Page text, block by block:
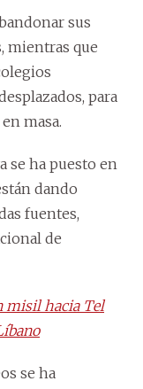
sus
mientras que
para
masa.
se ha puesto en
dando
fuentes,
de
misil hacia Tel
se ha